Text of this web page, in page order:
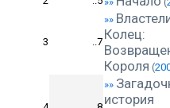
3 ..7
»»
Колец:
Короля (
»»
история